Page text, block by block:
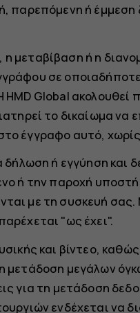
παρεπόμενη ή
μεταβίβαση ή η
σε
Global ακολουθεί
το δικαίωμα να
έγγραφο αυτό,
ή εγγύηση και
ή την παροχή
με τη συσκευή
"ως έχει".
και βίντεο,
μετάδοση μεγάλων
για τη μετάδοση
ενδέχεται να